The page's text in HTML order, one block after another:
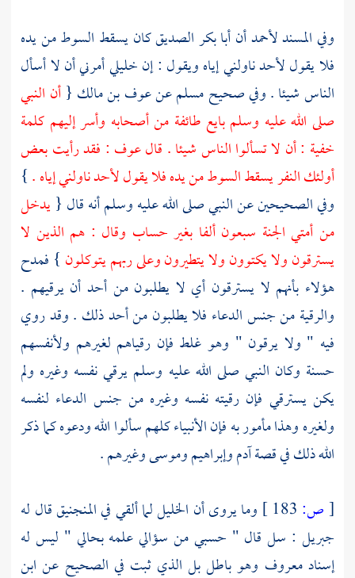
وفي المسندلأحمدأنأبا بكر الصديقكان يسقط السوط من يده
فلا يقول لأحد ناولني إياه ويقول : إن خليلي أمرني أن لا أسأل
الناس شيئا . وفي صحيحمسلمعنعوف بن مالك {أن النبي
صلى الله عليه وسلم بايع طائفة من أصحابه وأسر إليهم كلمة
خفية : أن لا تسألوا الناس شيئا . قالعوف : فقد رأيت بعض
أولئك النفر يسقط السوط من يده فلا يقول لأحد ناولني إياه .}
وفي الصحيحين عن النبي صلى الله عليه وسلم أنه قال {يدخل
من أمتي الجنة سبعون ألفا بغير حساب وقال : هم الذين لا
يسترقون ولا يكتوون ولا يتطيرون وعلى ربهم يتوكلون } فمدح
هؤلاء بأنهم لا يسترقون أي لا يطلبون من أحد أن يرقيهم .
والرقية من جنس الدعاء فلا يطلبون من أحد ذلك . وقد روي
فيه " ولا يرقون " وهو غلط فإن رقياهم لغيرهم ولأنفسهم
حسنة وكان النبي صلى الله عليه وسلم يرقي نفسه وغيره ولم
يكن يسترقي فإن رقيته نفسه وغيره من جنس الدعاء لنفسه
ولغيره وهذا مأمور به فإن الأنبياء كلهم سألوا الله ودعوه كما ذكر
الله ذلك في قصةآدموإبراهيموموسىوغيرهم .
[ص: وما يروى أن الخليللما ألقي في المنجنيق قال له
جبريل : سل قال " حسبي من سؤالي علمه بحالي " ليس له
إسناد معروف وهو باطل بل الذي ثبت في الصحيح عن ابن